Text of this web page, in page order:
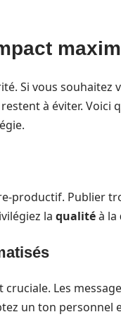
Si vous souhaitez
à éviter. Voici
productif. Publier
la qualitéà la
cruciale. Les
un ton personnel